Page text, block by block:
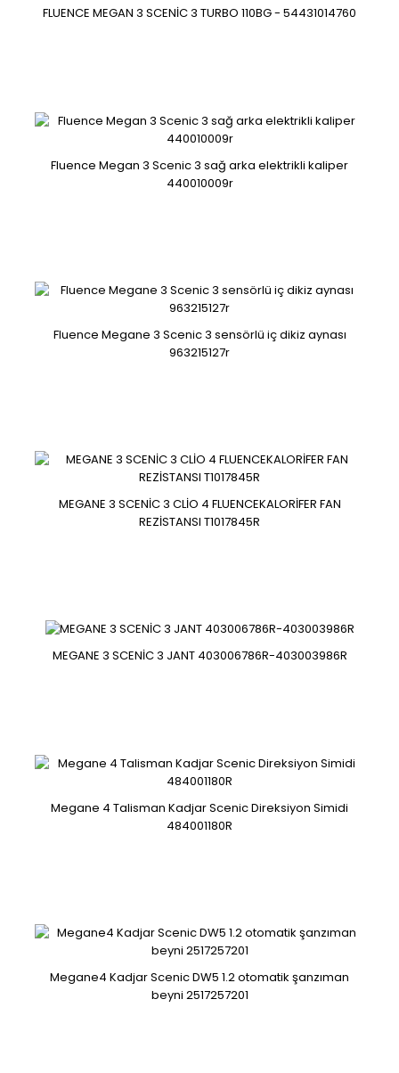
renault fluence megane ııı scenik duster turbo borusu
8200981498..
FLUENCE MEGAN 3 SCENİC 3 TURBO 110BG - 54431014760..
Fluence Megan 3 Scenic 3 sağ arka elektrikli kaliper
440010009r
MEGANE 3 SCENİC 3 CLİO 4 FLUENCEKALORİFER FAN
REZİSTANSI T1017845R
FLUENCE MEGAN 3 SCENİC 3 TURBO 110BG - 54431014760
Fluence Megan 3 Scenic 3 sağ arka elektrikli kaliper
440010009r
Fluence Megane 3 Scenic 3 sensörlü iç dikiz aynası
963215127r
MEGANE 3 SCENİC 3 CLİO 4 FLUENCEKALORİFER FAN
REZİSTANSI T1017845R
MEGANE 3 SCENİC 3 JANT 403006786R-403003986R
Megane 4 Talisman Kadjar Scenic Direksiyon Simidi
484001180R
Megane4 Kadjar Scenic DW5 1.2 otomatik şanzıman
beyni 2517257201